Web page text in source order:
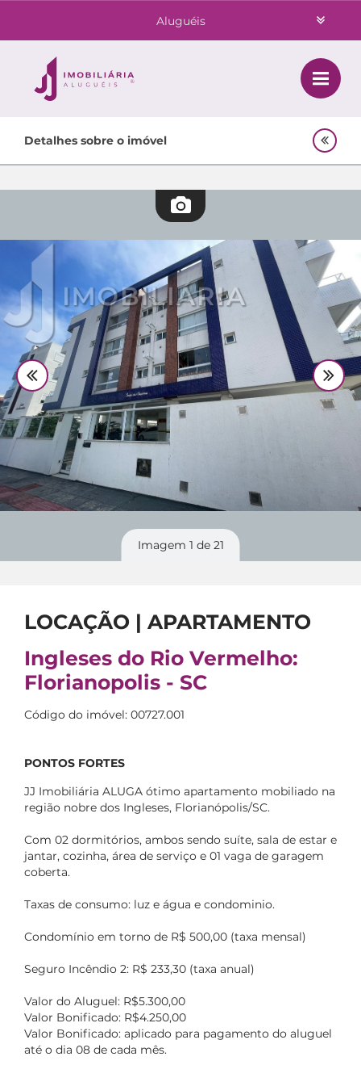
Aluguéis
Investimentos
Lançamentos
Quem Somos
Contato
Área do Cliente
Fale Conosco 48 3364-0079
Plantão 48 99842-0500
Divulgue seu imóvel
Documentos para locação
Detalhes sobre o imóvel
Imagem 1 de 21
LOCAÇÃO | APARTAMENTO
Ingleses do Rio Vermelho:
Florianopolis - SC
Código do imóvel: 00727.001
PONTOS FORTES
JJ Imobiliária ALUGA ótimo apartamento mobiliado na
região nobre dos Ingleses, Florianópolis/SC.
Com 02 dormitórios, ambos sendo suíte, sala de estar e
jantar, cozinha, área de serviço e 01 vaga de garagem
coberta.
Taxas de consumo: luz e água e condominio.
Condomínio em torno de R$ 500,00 (taxa mensal)
Seguro Incêndio 2: R$ 233,30 (taxa anual)
Valor do Aluguel: R$5.300,00
Valor Bonificado: R$4.250,00
Valor Bonificado: aplicado para pagamento do aluguel
até o dia 08 de cada mês.